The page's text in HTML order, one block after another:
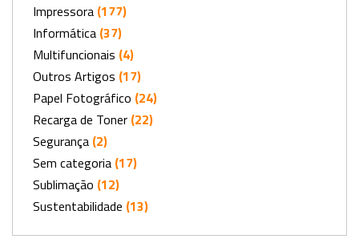
Impressora (177)
Informática (37)
Multifuncionais (4)
Outros Artigos (17)
Papel Fotográfico (24)
Recarga de Toner (22)
Segurança (2)
Sem categoria (17)
Sublimação (12)
Sustentabilidade (13)